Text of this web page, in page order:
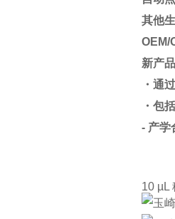
其他
OEM/
新产
・通
・包
- 产学
10 µL